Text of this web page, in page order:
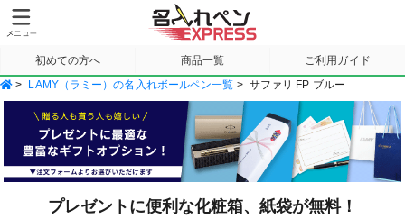
初めての方へ 商品一覧 ご利用ガイド
サンプル請求
> LAMY（ラミー）の名入れボールペン一覧 > サファリ FP ブルー
プレゼントに便利な化粧箱、紙袋が無料！